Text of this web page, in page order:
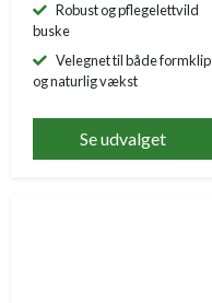
Robust og pflegelettvild
buske
Velegnet til både formklip
og naturlig vækst
Se udvalget